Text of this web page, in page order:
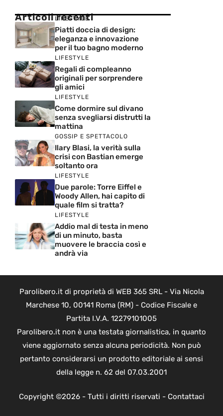
Articoli recenti
LIFESTYLE
Piatti doccia di design:
eleganza e innovazione
per il tuo bagno moderno
LIFESTYLE
Regali di compleanno
originali per sorprendere
gli amici
LIFESTYLE
Come dormire sul divano
senza svegliarsi distrutti la
mattina
GOSSIP E SPETTACOLO
Ilary Blasi, la verità sulla
crisi con Bastian emerge
soltanto ora
LIFESTYLE
Due parole: Torre Eiffel e
Woody Allen, hai capito di
quale film si tratta?
LIFESTYLE
Addio mal di testa in meno
di un minuto, basta
muovere le braccia così e
andrà via
Parolibero.it di proprietà di WEB 365 SRL - Via Nicola
Marchese 10, 00141 Roma (RM) - Codice Fiscale e
Partita I.V.A. 12279101005
Parolibero.it non è una testata giornalistica, in quanto
viene aggiornato senza alcuna periodicità. Non può
pertanto considerarsi un prodotto editoriale ai sensi
della legge n. 62 del 07.03.2001
Copyright ©2026 - Tutti i diritti riservati - Contattaci